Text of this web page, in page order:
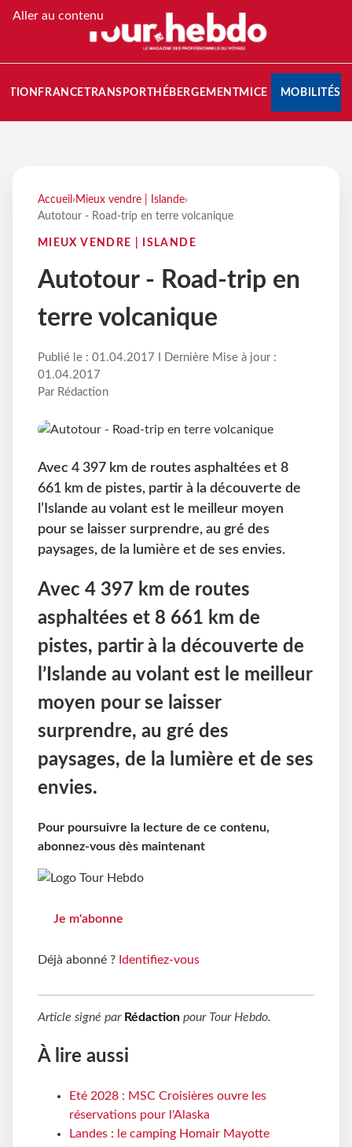
Aller au contenu
FRANCETRANSPORT HÉBERGEMENTMICE MOBILITÉS
Accueil › Mieux vendre | Islande›
Autotour - Road-trip en terre volcanique
MIEUX VENDRE | ISLANDE
Autotour - Road-trip en
terre volcanique
Publié le : 01.04.2017 I Dernière Mise à jour :
01.04.2017
Par Rédaction
Avec 4 397 km de routes asphaltées et 8
661 km de pistes, partir à la découverte de
l’Islande au volant est le meilleur moyen
pour se laisser surprendre, au gré des
paysages, de la lumière et de ses envies.
Avec 4 397 km de routes
asphaltées et 8 661 km de
pistes, partir à la découverte de
l’Islande au volant est le meilleur
moyen pour se laisser
surprendre, au gré des
paysages, de la lumière et de ses
envies.
Pour poursuivre la lecture de ce contenu,
abonnez-vous dès maintenant
Je m'abonne
Déjà abonné ? Identifiez-vous
Article signé par Rédaction pour Tour Hebdo.
À lire aussi
Eté 2028 : MSC Croisières ouvre les
réservations pour l'Alaska
Landes : le camping Homair Mayotte